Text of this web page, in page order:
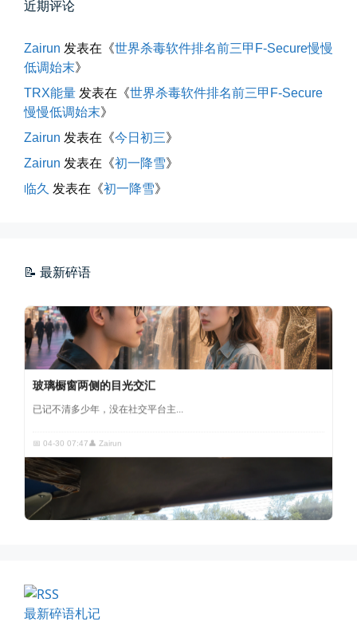
近期评论
Zairun 发表在《世界杀毒软件排名前三甲F-Secure慢慢
低调始末》
TRX能量 发表在《世界杀毒软件排名前三甲F-Secure
慢慢低调始末》
Zairun 发表在《今日初三》
Zairun 发表在《初一降雪》
临久 发表在《初一降雪》
📝 最新碎语
海边散步随手一拍
晚上出门散步，抬头看月亮很圆，...
📅 04-30 21:41👤 Zairun
玻璃橱窗两侧的目光交汇
已记不清多少年，没在社交平台主...
📅 04-30 07:47👤 Zairun
车窗外的风景，辽宁家乡的草木新...
最新碎语札记